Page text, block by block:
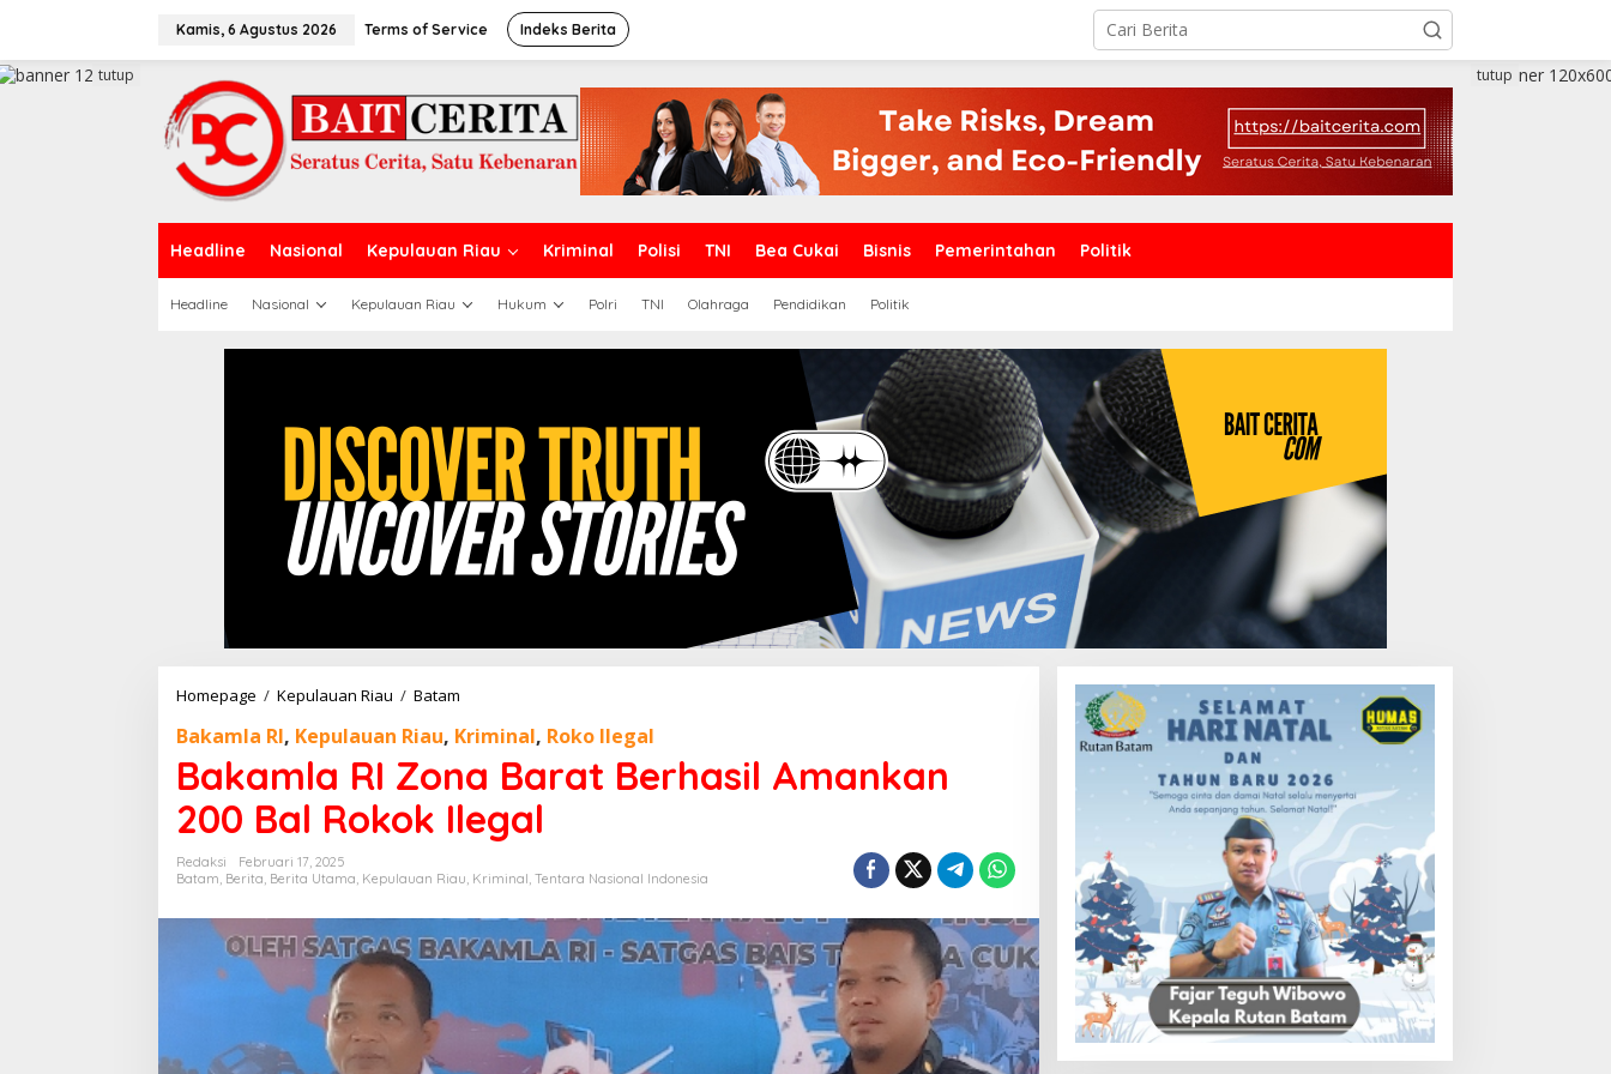
a
Kamis, 6 Agustus 2026 Terms of Service Indeks Berita
Headline Nasional Kepulauan Riau Kriminal Polisi TNI Bea Cukai Bisnis Pemerintahan Politik
Headline Nasional Kepulauan Riau Hukum Polri TNI Olahraga Pendidikan Politik
tutup tutup
Homepage / Kepulauan Riau / Batam
k
m
l
a
Z
a
r
Bakamla RI, Kepulauan Riau, Kriminal, Roko Ilegal
Bakamla RI Zona Barat Berhasil Amankan
200 Bal Rokok Ilegal
Redaksi
Februari 17, 2025
Batam Berita Berita Utama Kepulauan Riau Kriminal Tentara Nasional Indonesia